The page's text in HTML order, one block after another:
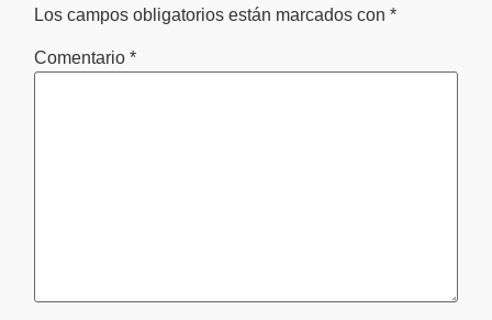
Los campos obligatorios están marcados con*
Comentario*